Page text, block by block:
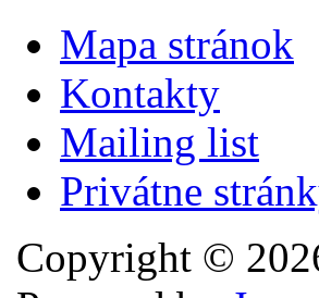
Mapa stránok
Kontakty
Mailing list
Privátne
Copyright ©